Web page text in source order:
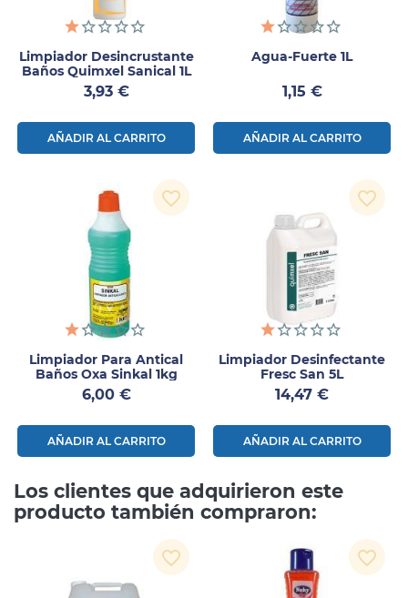
Limpiador Desincrustante
Baños Quimxel Sanical 1L
Precio
3,93 €
AÑADIR AL CARRITO
Agua-Fuerte 1L
Precio
1,15 €
AÑADIR AL CARRITO
Limpiador Para Antical
Baños Oxa Sinkal 1kg
Precio
6,00 €
AÑADIR AL CARRITO
favorite_border
Limpiador Desinfectante
Fresc San 5L
Precio
14,47 €
AÑADIR AL CARRITO
favorite_border
Los clientes que adquirieron este
producto también compraron:
favorite_border favorite_border